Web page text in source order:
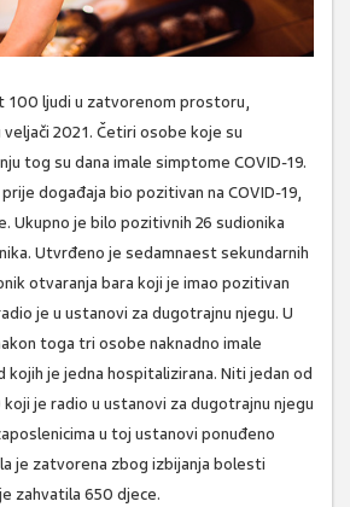
100 ljudi u zatvorenom prostoru,
2021. Četiri osobe koje su
tog su dana imale simptome COVID-19.
događaja bio pozitivan na COVID-19,
Ukupno je bilo pozitivnih 26 sudionika
Utvrđeno je sedamnaest sekundarnih
otvaranja bara koji je imao pozitivan
je u ustanovi za dugotrajnu njegu. U
toga tri osobe naknadno imale
je jedna hospitalizirana. Niti jedan od
koji je radio u ustanovi za dugotrajnu njegu
u toj ustanovi ponuđeno
je zatvorena zbog izbijanja bolesti
zahvatila 650 djece.